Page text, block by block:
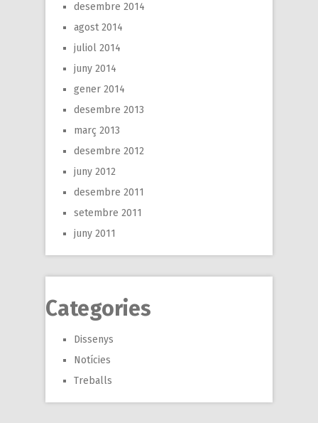
desembre 2014
agost 2014
juliol 2014
juny 2014
gener 2014
desembre 2013
març 2013
desembre 2012
juny 2012
desembre 2011
setembre 2011
juny 2011
Categories
Dissenys
Notícies
Treballs